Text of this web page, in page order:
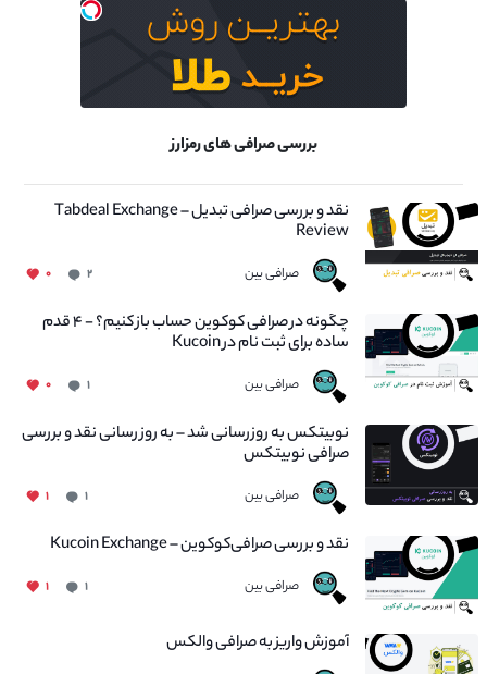
بررسی صرافی های رمزارز
نقد و بررسی صرافی تبدیل – Tabdeal Exchange
Review
صرافی بین ۲ ۰
چگونه در صرافی کوکوین حساب باز کنیم؟ - ۴ قدم
ساده برای ثبت نام در Kucoin
صرافی بین ۱ ۰
نوبیتکس به روزرسانی شد – به روز رسانی نقد و بررسی
صرافی نوبیتکس
صرافی بین ۱ ۱
نقد و بررسی صرافی‌کوکوین – Kucoin Exchange
صرافی بین ۱ ۱
آموزش واریز به صرافی والکس